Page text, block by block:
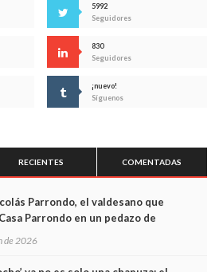
5992
Seguidores
830
Seguidores
¡nuevo!
Síguenos
RECIENTES COMENTADAS
Parrondo, el valdesano que
Parrondo en un pedazo de
Madrid
de 2026